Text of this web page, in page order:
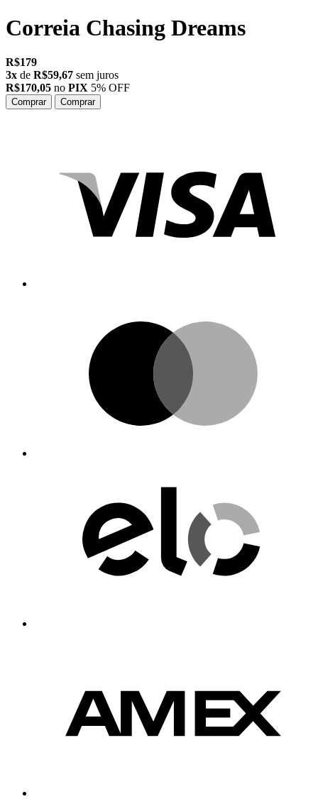
Correia Chasing Dreams
R$179
3x de R$59,67 sem juros
R$170,05 no PIX 5% OFF
Comprar